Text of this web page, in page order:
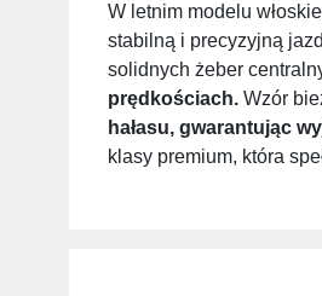
W letnim modelu
stabilną i precyzyjną
solidnych żeber
prędkościach. Wzór
hałasu, gwarantując
klasy premium, która